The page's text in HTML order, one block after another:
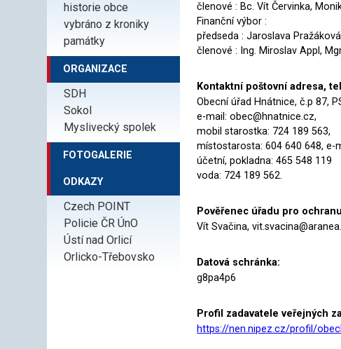
historie obce
vybráno z kroniky
památky
ORGANIZACE
SDH
Sokol
Myslivecký spolek
FOTOGALERIE
ODKAZY
Czech POINT
Policie ČR ÚnO
Ústí nad Orlicí
Orlicko-Třebovsko
členové : Bc. Vít Červinka,
Finanční výbor :
předseda : Jaroslava Pražáková
členové : Ing. Miroslav Appl,
Kontaktní poštovní adresa,
Obecní úřad Hnátnice, č.p 87,
e-mail: obec@hnatnice.cz,
mobil starostka: 724 189 563,
místostarosta: 604 640 648, e-
účetní, pokladna: 465 548 119
voda: 724 189 562.
Pověřenec úřadu pro
Vít Svačina,
Datová schránka:
g8pa4p6
Profil zadavatele veřejných
https://nen.nipez.cz/profil/